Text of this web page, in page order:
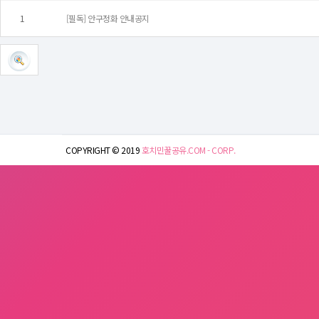
1 [필독] 안구정화 안내공지
COPYRIGHT © 2019호치민꿀공유.COM - CORP.